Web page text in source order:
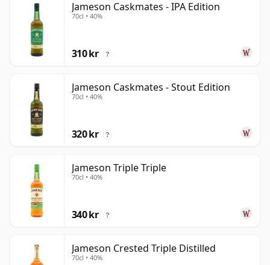
Jameson Caskmates - IPA Edition
70cl • 40%
310 kr ?
Jameson Caskmates - Stout Edition
70cl • 40%
320 kr ?
Jameson Triple Triple
70cl • 40%
340 kr ?
Jameson Crested Triple Distilled
70cl • 40%